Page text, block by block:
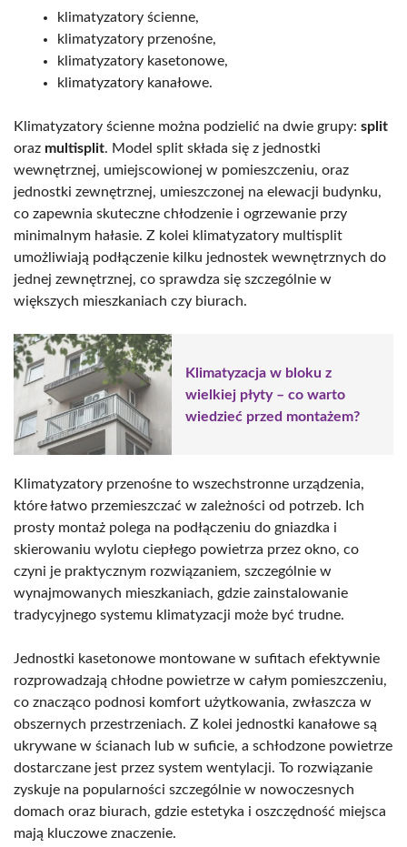
klimatyzatory ścienne,
klimatyzatory przenośne,
klimatyzatory kasetonowe,
klimatyzatory kanałowe.
Klimatyzatory ścienne można podzielić na dwie grupy: split
oraz multisplit. Model split składa się z jednostki
wewnętrznej, umiejscowionej w pomieszczeniu, oraz
jednostki zewnętrznej, umieszczonej na elewacji budynku,
co zapewnia skuteczne chłodzenie i ogrzewanie przy
minimalnym hałasie. Z kolei klimatyzatory multisplit
umożliwiają podłączenie kilku jednostek wewnętrznych do
jednej zewnętrznej, co sprawdza się szczególnie w
większych mieszkaniach czy biurach.
Klimatyzacja w bloku z
wielkiej płyty – co warto
wiedzieć przed montażem?
Klimatyzatory przenośne to wszechstronne urządzenia,
które łatwo przemieszczać w zależności od potrzeb. Ich
prosty montaż polega na podłączeniu do gniazdka i
skierowaniu wylotu ciepłego powietrza przez okno, co
czyni je praktycznym rozwiązaniem, szczególnie w
wynajmowanych mieszkaniach, gdzie zainstalowanie
tradycyjnego systemu klimatyzacji może być trudne.
Jednostki kasetonowe montowane w sufitach efektywnie
rozprowadzają chłodne powietrze w całym pomieszczeniu,
co znacząco podnosi komfort użytkowania, zwłaszcza w
obszernych przestrzeniach. Z kolei jednostki kanałowe są
ukrywane w ścianach lub w suficie, a schłodzone powietrze
dostarczane jest przez system wentylacji. To rozwiązanie
zyskuje na popularności szczególnie w nowoczesnych
domach oraz biurach, gdzie estetyka i oszczędność miejsca
mają kluczowe znaczenie.